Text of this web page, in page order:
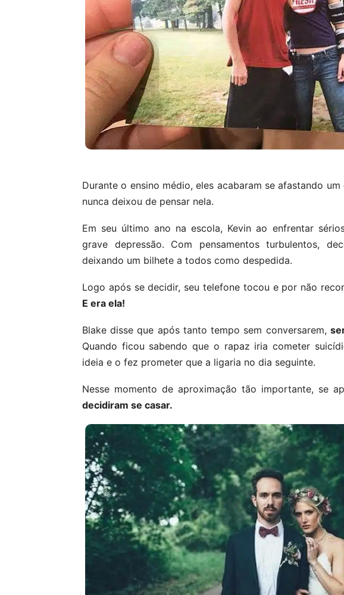
Durante o ensino médio, eles acabaram se afastando
nunca deixou de pensar nela.
Em seu último ano na escola, Kevin ao enfrentar
grave depressão. Com pensamentos turbulentos,
deixando um bilhete a todos como despedida.
Logo após se decidir, seu telefone tocou e por não
E era ela!
Blake disse que após tanto tempo sem conversarem,
Quando ficou sabendo que o rapaz iria cometer
ideia e o fez prometer que a ligaria no dia seguinte.
Nesse momento de aproximação tão importante, se
decidiram se casar.